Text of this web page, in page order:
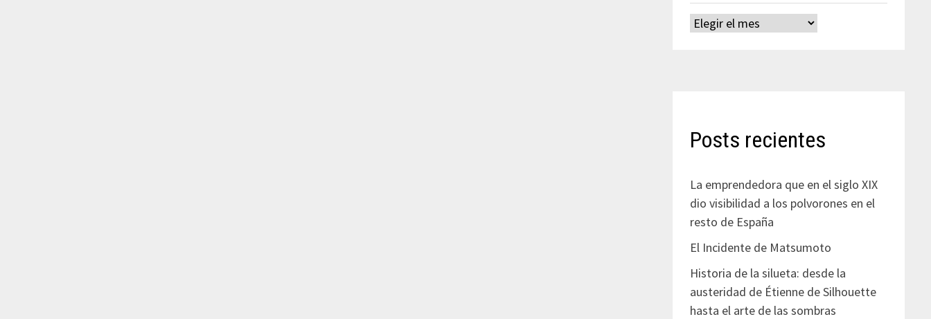
Archivos
Posts recientes
La emprendedora que en el siglo XIX
dio visibilidad a los polvorones en el
resto de España
El Incidente de Matsumoto
Historia de la silueta: desde la
austeridad de Étienne de Silhouette
hasta el arte de las sombras